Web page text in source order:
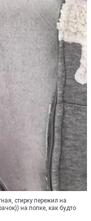
стирку пережил на
на попке, как будто